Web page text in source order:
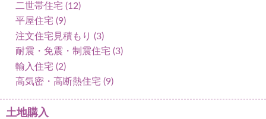
二世帯住宅 (12)
平屋住宅 (9)
注文住宅見積もり (3)
耐震・免震・制震住宅 (3)
輸入住宅 (2)
高気密・高断熱住宅 (9)
土地購入